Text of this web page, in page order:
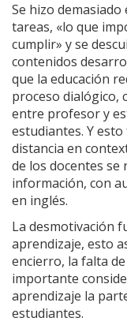
Se hizo
tareas, «lo que
cumplir» y se
contenidos
que la educación
proceso dialógico,
entre profesor y
estudiantes. Y
distancia en
de los docentes
información, con
en inglés.
La desmotivación
aprendizaje, esto
encierro, la falta
importante
aprendizaje la
estudiantes.